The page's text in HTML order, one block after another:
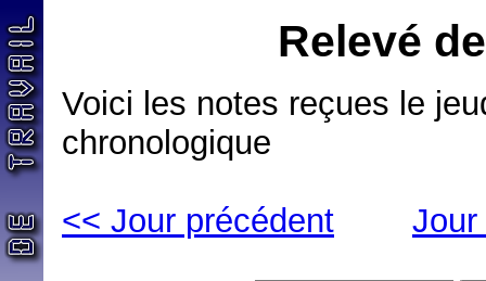
Relevé
Voici les notes reçues le
chronologique
<< Jour précédent